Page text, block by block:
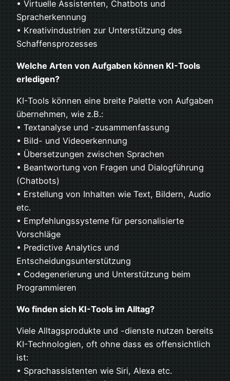
• Virtuelle Assistenten, Chatbots und
Spracherkennung
• Kreativindustrien zur Unterstützung des
Schaffensprozesses
Welche Arten von Aufgaben können KI-Tools
erledigen?
KI-Tools können eine breite Palette von Aufgaben
übernehmen, wie z.B.:
• Textanalyse und -zusammenfassung
• Bild- und Videoerkennung
• Übersetzungen zwischen Sprachen
• Beantwortung von Fragen und Dialogführung
(Chatbots)
• Erstellung von Inhalten wie Text, Bildern, Audio
etc.
• Empfehlungssysteme für personalisierte
Vorschläge
• Predictive Analytics und
Entscheidungsunterstützung
• Codegenerierung und Unterstützung beim
Programmieren
Wo finden sich KI-Tools im Alltag?
Viele Alltagsprodukte und -dienste nutzen bereits
KI-Technologien, oft ohne dass es offensichtlich
ist:
• Sprachassistenten wie Siri, Alexa etc.